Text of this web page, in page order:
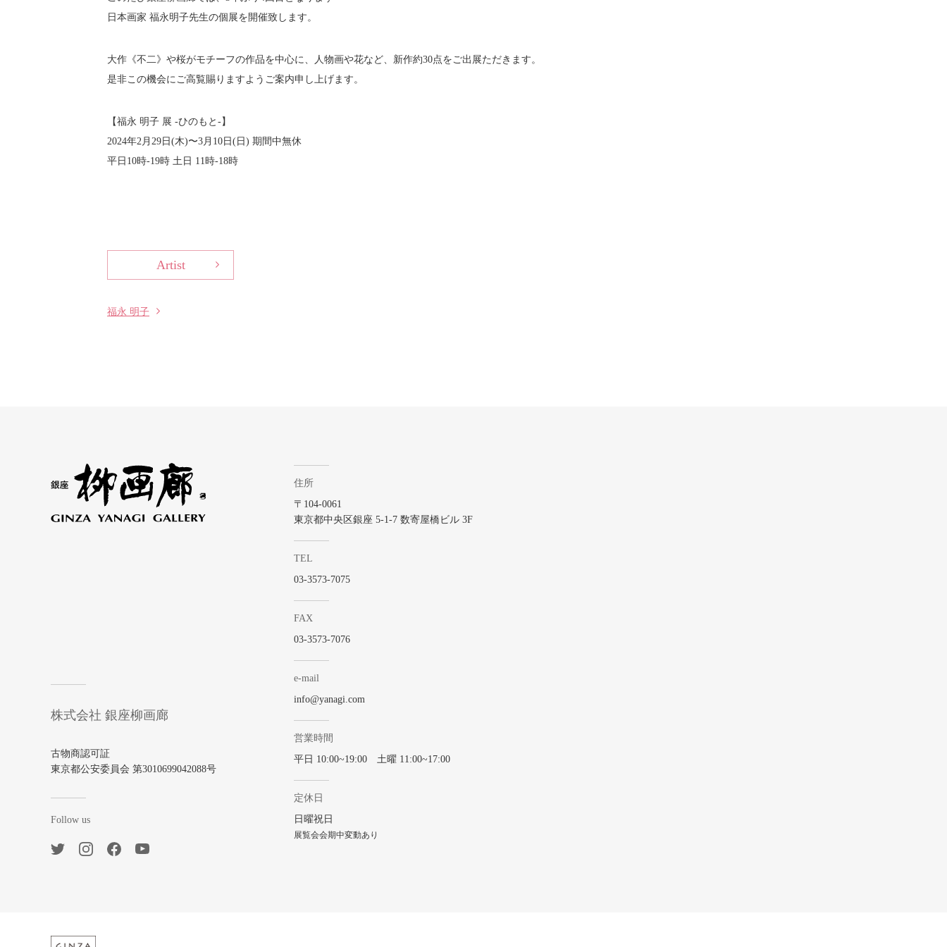
日本画家 福永明子先生の個展を開催致します。
大作《不二》や桜がモチーフの作品を中心に、人物画や花など、新作約30点をご出展ただきます。
是非この機会にご高覧賜りますようご案内申し上げます。
【福永 明子 展 -ひのもと-】
2024年2月29日(木)〜3月10日(日) 期間中無休
平日10時-19時 土日 11時-18時
Artist
福永 明子
株式会社 銀座柳画廊
古物商認可証
東京都公安委員会 第3010699042088号
Follow us
住所
〒104-0061
東京都中央区銀座 5-1-7 数寄屋橋ビル 3F
TEL
03-3573-7075
FAX
03-3573-7076
e-mail
info@yanagi.com
営業時間
平日 10:00~19:00 土曜 11:00~17:00
定休日
日曜祝日
展覧会会期中変動あり